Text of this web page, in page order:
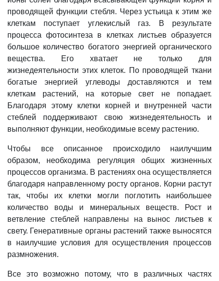
проводящей функции стебля. Через устьица к этим же
клеткам поступает углекислый газ. В результате
процесса фотосинтеза в клетках листьев образуется
большое количество богатого энергией органического
вещества. Его хватает не только для
жизнедеятельности этих клеток. По проводящей ткани
богатые энергией углеводы доставляются и тем
клеткам растений, на которые свет не попадает.
Благодаря этому клетки корней и внутренней части
стеблей поддерживают свою жизнедеятельность и
выполняют функции, необходимые всему растению.
Чтобы все описанное происходило наилучшим
образом, необходима регуляция общих жизненных
процессов организма. В растениях она осуществляется
благодаря направленному росту органов. Корни растут
так, чтобы их клетки могли поглотить наибольшее
количество воды и минеральных веществ. Рост и
ветвление стеблей направлены на вынос листьев к
свету. Генеративные органы растений также выносятся
в наилучшие условия для осуществления процессов
размножения.
Все это возможно потому, что в различных частях